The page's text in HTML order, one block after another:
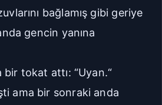
bağlamış gibi geriye
gencin yanına
tokat attı: “Uyan.“
ama bir sonraki anda